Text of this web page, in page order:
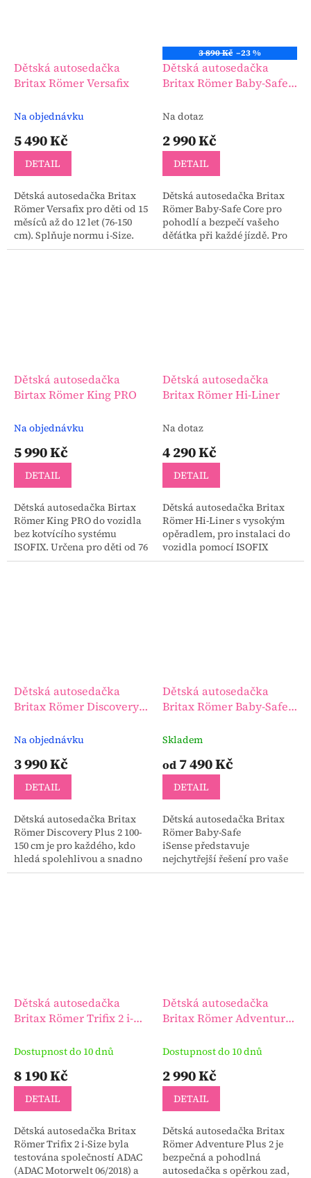
Dětská autosedačka
Britax Römer Versafix
Na objednávku
5 490 Kč
DETAIL
Dětská autosedačka Britax
Römer Versafix pro děti od 15
měsíců až do 12 let (76-150
cm). Splňuje normu i-Size.
3 890 Kč –23 %
Dětská autosedačka
Britax Römer Baby-Safe
Na dotaz
2 990 Kč
DETAIL
Dětská autosedačka Britax
Römer Baby-Safe Core pro
pohodlí a bezpečí vašeho
děťátka při každé jízdě. Pro
děti od narození až do 83 cm.
Dětská autosedačka
Birtax Römer King PRO
Na objednávku
5 990 Kč
DETAIL
Dětská autosedačka Birtax
Römer King PRO do vozidla
bez kotvícího systému
ISOFIX. Určena pro děti od 76
do 105 cm (15 měsíců – 3 let |
Dětská autosedačka
Britax Römer Hi-Liner
Na dotaz
4 290 Kč
DETAIL
Dětská autosedačka Britax
Römer Hi-Liner s vysokým
opěradlem, pro instalaci do
vozidla pomocí ISOFIX
systému. Vhodné pro děti od
Dětská autosedačka
Britax Römer Discovery
Na objednávku
3 990 Kč
DETAIL
Dětská autosedačka Britax
Römer Discovery Plus 2 100-
150 cm je pro každého, kdo
hledá spolehlivou a snadno
použitelnou autosedačku s
Dětská autosedačka
Britax Römer Baby-Safe
Skladem
od 7 490 Kč
DETAIL
Dětská autosedačka Britax
Römer Baby-Safe
iSense představuje
nejchytřejší řešení pro vaše
komfortní a bezpečné
Dětská autosedačka
Britax Römer Trifix 2 i-
Dostupnost do 10 dnů
8 190 Kč
DETAIL
Dětská autosedačka Britax
Römer Trifix 2 i-Size byla
testována společností ADAC
(ADAC Motorwelt 06/2018) a
Dětská autosedačka
Britax Römer Adventure
Dostupnost do 10 dnů
2 990 Kč
DETAIL
Dětská autosedačka Britax
Römer Adventure Plus 2 je
bezpečná a pohodlná
autosedačka s opěrkou zad,